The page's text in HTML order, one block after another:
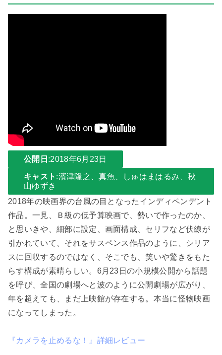
公開日 :2018年6月23日
キャスト :濱津隆之、真魚、しゅはまはるみ、秋
山ゆずき
2018年の映画界の台風の目となったインディペンデント
作品。一見、Ｂ級の低予算映画で、勢いで作ったのか、
と思いきや、細部に設定、画面構成、セリフなど伏線が
引かれていて、それをサスペンス作品のように、シリア
スに回収するのではなく、そこでも、笑いや驚きをもた
らす構成が素晴らしい。6月23日の小規模公開から話題
を呼び、全国の劇場へと波のように公開劇場が広がり、
年を超えても、まだ上映館が存在する。本当に怪物映画
になってしまった。
『カメラを止めるな！』詳細レビュー